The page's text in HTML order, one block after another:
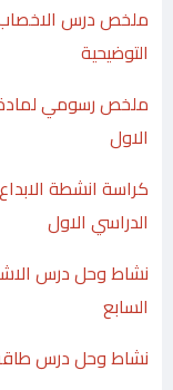
ملخص درس الاخصاب
التوضيحية
ملخص رسومي لمادة
الاول
كراسة انشطة
الدراسي الاول
نشاط وحل درس
السابع
نشاط وحل درس